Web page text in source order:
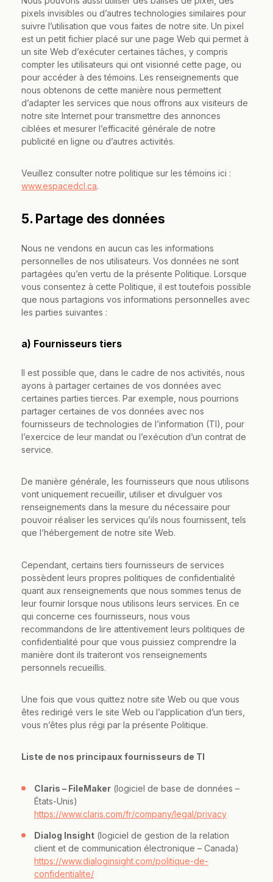
pixels invisibles ou d’autres technologies similaires pour
suivre l’utilisation que vous faites de notre site. Un pixel
est un petit fichier placé sur une page Web qui permet à
un site Web d’exécuter certaines tâches, y compris
compter les utilisateurs qui ont visionné cette page, ou
pour accéder à des témoins. Les renseignements que
nous obtenons de cette manière nous permettent
d’adapter les services que nous offrons aux visiteurs de
notre site Internet pour transmettre des annonces
ciblées et mesurer l’efficacité générale de notre
publicité en ligne ou d’autres activités.
Veuillez consulter notre politique sur les témoins ici :
www.espacedcl.ca.
5. Partage des données
Nous ne vendons en aucun cas les informations
personnelles de nos utilisateurs. Vos données ne sont
partagées qu’en vertu de la présente Politique. Lorsque
vous consentez à cette Politique, il est toutefois possible
que nous partagions vos informations personnelles avec
les parties suivantes :
a) Fournisseurs tiers
Il est possible que, dans le cadre de nos activités, nous
ayons à partager certaines de vos données avec
certaines parties tierces. Par exemple, nous pourrions
partager certaines de vos données avec nos
fournisseurs de technologies de l’information (TI), pour
l’exercice de leur mandat ou l’exécution d’un contrat de
service.
De manière générale, les fournisseurs que nous utilisons
vont uniquement recueillir, utiliser et divulguer vos
renseignements dans la mesure du nécessaire pour
pouvoir réaliser les services qu’ils nous fournissent, tels
que l’hébergement de notre site Web.
Cependant, certains tiers fournisseurs de services
possèdent leurs propres politiques de confidentialité
quant aux renseignements que nous sommes tenus de
leur fournir lorsque nous utilisons leurs services. En ce
qui concerne ces fournisseurs, nous vous
recommandons de lire attentivement leurs politiques de
confidentialité pour que vous puissiez comprendre la
manière dont ils traiteront vos renseignements
personnels recueillis.
Une fois que vous quittez notre site Web ou que vous
êtes redirigé vers le site Web ou l’application d’un tiers,
vous n’êtes plus régi par la présente Politique.
Liste de nos principaux fournisseurs de TI
Claris – FileMaker (logiciel de base de données –
États-Unis)
https://www.claris.com/fr/company/legal/privacy
Dialog Insight (logiciel de gestion de la relation
client et de communication électronique – Canada)
https://www.dialoginsight.com/politique-de-
confidentialite/